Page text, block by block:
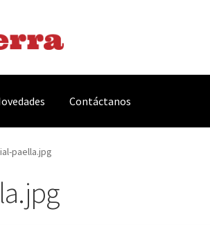
Contáctanos
Carnes y Embutidos
Complementos y Servicios
paella.jpg